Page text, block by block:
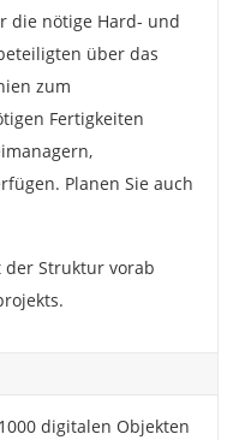
die nötige Hard- und
über das
zum
Fertigkeiten
Planen Sie auch
der Struktur vorab
digitalen Objekten